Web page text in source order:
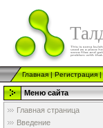
Главная|Регистрация|
Меню сайта
Главная страница
Введение